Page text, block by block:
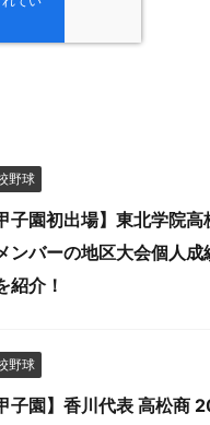
野球
甲子園初出場】東北学院
ンバーの地区大会個人成
紹介！
野球
甲子園】香川代表 高松商